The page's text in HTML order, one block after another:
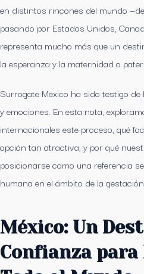
en distintos rincones del mundo
pasando por Estados Unidos,
representa mucho más que un
la esperanza y la maternidad o
Surrogate Mexico ha sido testigo
y emociones. En esta nota,
internacionales este proceso, qué
opción tan atractiva, y por qué
posicionarse como una referencia
humana en el ámbito de la
México: Un
Confianza